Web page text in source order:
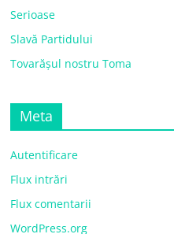
Serioase
Slavă Partidului
Tovarășul nostru Toma
Meta
Autentificare
Flux intrări
Flux comentarii
WordPress.org